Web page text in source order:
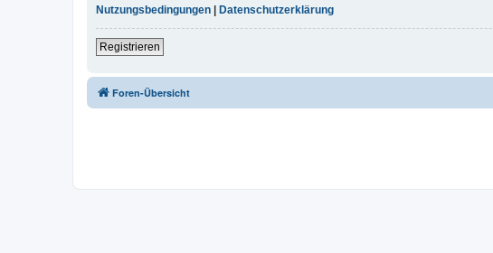
Nutzungsbedingungen
Datenschutzerklärung
Registrieren
Foren-Übersicht